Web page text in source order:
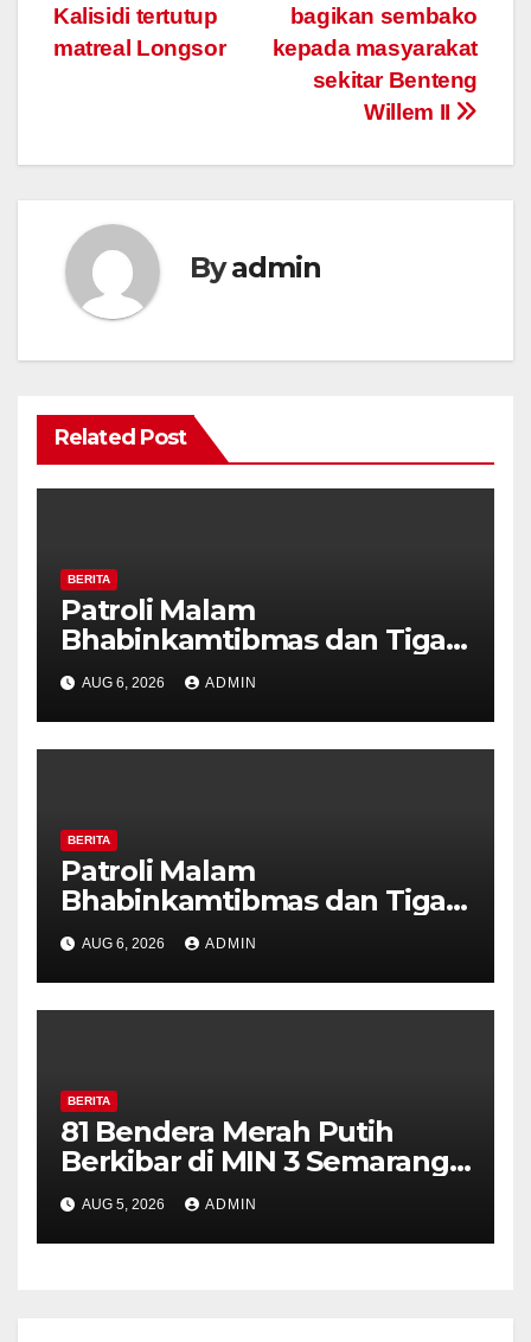
navigation
bagikan sembako
kepada masyarakat
sekitar Benteng
Willem II
Kalisidi tertutup
matreal Longsor
Byadmin
Related Post
BERITA
Patroli Malam
Bhabinkamtibmas dan Tiga
Pilar Kelurahan Ungaran
Perkuat Kamtibmas, Warga
Diajak Aktifkan Ronda
AUG 6, 2026 ADMIN
BERITA
Patroli Malam
Bhabinkamtibmas dan Tiga
Pilar Kelurahan Ungaran
Perkuat Kamtibmas, Warga
Diajak Aktifkan Ronda
AUG 6, 2026 ADMIN
BERITA
81 Bendera Merah Putih
Berkibar di MIN 3 Semarang,
Bhabinkamtibmas Desa
Timpik Hadiri Peringatan
HUT ke-81 Kemerdekaan RI
AUG 5, 2026 ADMIN